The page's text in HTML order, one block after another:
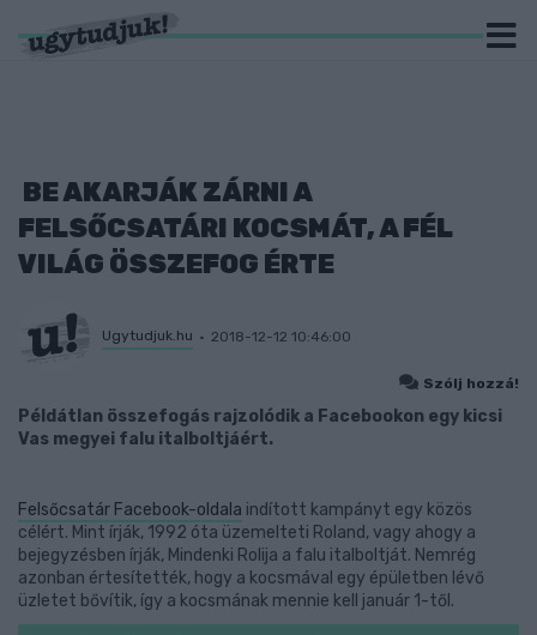
BE AKARJÁK ZÁRNI A
FELSŐCSATÁRI KOCSMÁT, A FÉL
VILÁG ÖSSZEFOG ÉRTE
Ugytudjuk.hu 2018-12-12 10:46:00
Szólj hozzá!
Példátlan összefogás rajzolódik a Facebookon egy kicsi
Vas megyei falu italboltjáért.
Felsőcsatár Facebook-oldala indított kampányt egy közös
célért. Mint írják, 1992 óta üzemelteti Roland, vagy ahogy a
bejegyzésben írják, Mindenki Rolija a falu italboltját. Nemrég
azonban értesítették, hogy a kocsmával egy épületben lévő
üzletet bővítik, így a kocsmának mennie kell január 1-től.